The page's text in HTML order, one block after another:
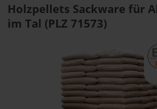
Holzpellets Sackware für
im Tal (PLZ 71573)